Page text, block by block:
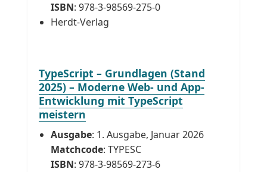
ISBN: 978-3-98569-275-0
Herdt-Verlag
TypeScript – Grundlagen (Stand
2025) – Moderne Web- und App-
Entwicklung mit TypeScript
meistern
Ausgabe: 1. Ausgabe, Januar 2026
Matchcode: TYPESC
ISBN: 978-3-98569-273-6